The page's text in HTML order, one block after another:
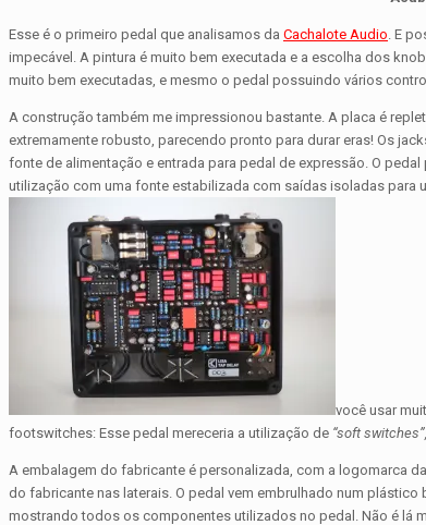
Esse é o primeiro pedal que analisamos da Cachalote Audio. E
impecável. A pintura é muito bem executada e a escolha dos
muito bem executadas, e mesmo o pedal possuindo vários
A construção também me impressionou bastante. A placa é
extremamente robusto, parecendo pronto para durar eras! Os
fonte de alimentação e entrada para pedal de expressão. O
utilização com uma fonte estabilizada com saídas isoladas para
você usar
footswitches: Esse pedal mereceria a utilização de “soft switches”,
A embalagem do fabricante é personalizada, com a logomarca
do fabricante nas laterais. O pedal vem embrulhado num
mostrando todos os componentes utilizados no pedal. Não é lá